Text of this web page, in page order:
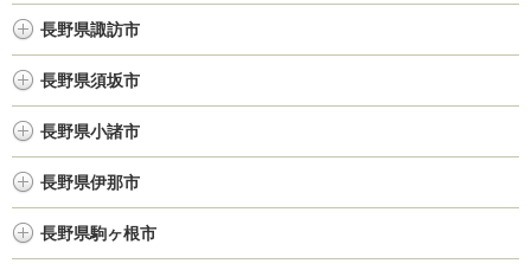
長野県諏訪市
長野県須坂市
長野県小諸市
長野県伊那市
長野県駒ヶ根市